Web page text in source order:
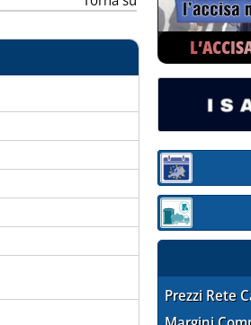
Sezione:
Sezione:
Prezzi Rete